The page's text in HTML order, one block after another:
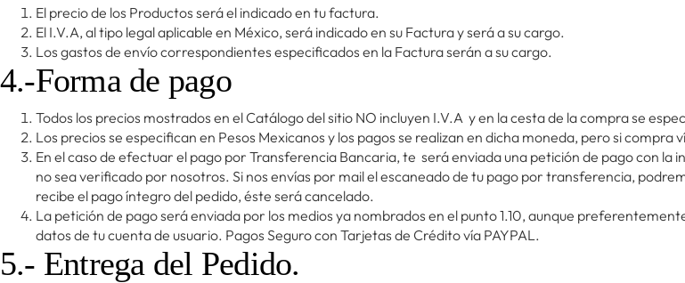
El precio de los Productos será el indicado en tu factura.
El I.V.A, al tipo legal aplicable en México, será indicado en su Factura y será a su cargo.
Los gastos de envío correspondientes especificados en la Factura serán a su cargo.
4.-Forma de pago
Todos los precios mostrados en el Catálogo del sitio NO incluyen I.V.A y en la cesta de la compra se
Los precios se especifican en Pesos Mexicanos y los pagos se realizan en dicha moneda, pero si
En el caso de efectuar el pago por Transferencia Bancaria, te será enviada una petición de pago con
no sea verificado por nosotros. Si nos envías por mail el escaneado de tu pago por transferencia,
recibe el pago íntegro del pedido, éste será cancelado.
La petición de pago será enviada por los medios ya nombrados en el punto 1.10, aunque
datos de tu cuenta de usuario. Pagos Seguro con Tarjetas de Crédito vía PAYPAL.
5.- Entrega del Pedido.